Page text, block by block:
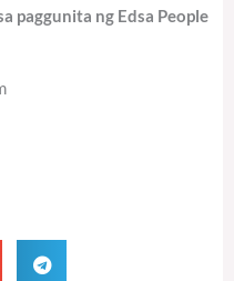
paggunita ng Edsa People